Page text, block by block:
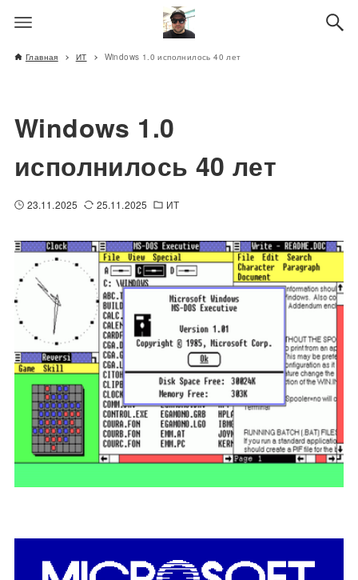
Главная ИТ Windows 1.0 исполнилось 40 лет
Windows 1.0
исполнилось 40 лет
23.11.2025 25.11.2025 ИТ